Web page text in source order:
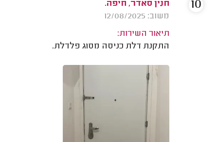
חנין סאדר, חיפה.
משוב: 12/08/2025
תיאור השירות:
התקנת דלת כניסה מסוג פלדלת.
10